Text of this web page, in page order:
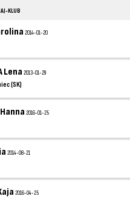
KLUB
2014-01-20
Lena2013-01-29
(SK)
Hanna2016-01-25
2014-08-21
2016-04-25